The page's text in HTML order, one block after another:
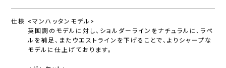
仕様
<マンハッタンモデル>
英国調のモデルに対し、ショルダーラインをナチュラルに、ラペ
ルを補足、またウエストラインを下げることで、よりシャープな
モデルに仕上げております。